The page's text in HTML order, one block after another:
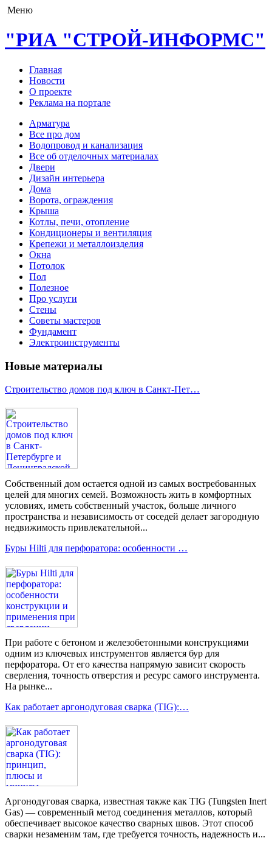
Меню
"РИА "СТРОЙ-ИНФОРМС"
Главная
Новости
О проекте
Реклама на портале
Арматура
Все про дом
Водопровод и канализация
Все об отделочных материалах
Двери
Дизайн интерьера
Дома
Ворота, ограждения
Крыша
Котлы, печи, отопление
Кондиционеры и вентиляция
Крепежи и металлоизделия
Окна
Потолок
Пол
Полезное
Про услуги
Стены
Советы мастеров
Фундамент
Электроинструменты
Новые материалы
Строительство домов под ключ в Санкт-Пет…
Собственный дом остается одной из самых востребованных
целей для многих семей. Возможность жить в комфортных
условиях, иметь собственный участок, больше личного
пространства и независимость от соседей делает загородную
недвижимость привлекательной...
Буры Hilti для перфоратора: особенности …
При работе с бетоном и железобетонными конструкциями
одним из ключевых инструментов является бур для
перфоратора. От его качества напрямую зависит скорость
сверления, точность отверстия и ресурс самого инструмента.
На рынке...
Как работает аргонодуговая сварка (TIG):…
Аргонодуговая сварка, известная также как TIG (Tungsten Inert
Gas) — современный метод соединения металлов, который
обеспечивает высокое качество сварных швов. Этот способ
сварки незаменим там, где требуется точность, надежность и...